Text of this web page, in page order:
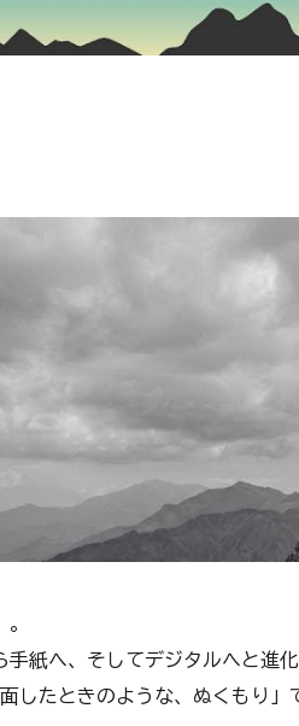
紙へ、そしてデジタルへと進化
したときのような、ぬくもり